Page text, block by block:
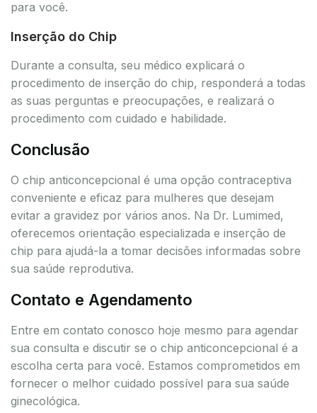
para você.
Inserção do Chip
Durante a consulta, seu médico explicará o
procedimento de inserção do chip, responderá a todas
as suas perguntas e preocupações, e realizará o
procedimento com cuidado e habilidade.
Conclusão
O chip anticoncepcional é uma opção contraceptiva
conveniente e eficaz para mulheres que desejam
evitar a gravidez por vários anos. Na Dr. Lumimed,
oferecemos orientação especializada e inserção de
chip para ajudá-la a tomar decisões informadas sobre
sua saúde reprodutiva.
Contato e Agendamento
Entre em contato conosco hoje mesmo para agendar
sua consulta e discutir se o chip anticoncepcional é a
escolha certa para você. Estamos comprometidos em
fornecer o melhor cuidado possível para sua saúde
ginecológica.